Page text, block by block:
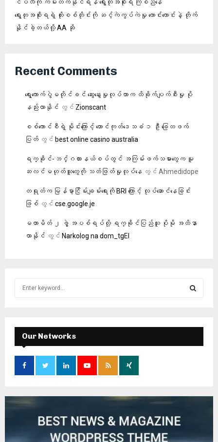
ငပလီကို ကမ်းတက်နိုင်ရန် ရွေးတုအစိုးရ ကြံစည်နေ
ရွေးတုအစိုးရရဲ့ ထိုးစစ်တိုင်းကို ဆင့်ကဲကွပ်ကဲမှု ကောင်းကောင်းနဲ့ တိုက်
နိုင်ခဲ့တယ်လို့ AA ဆို
Recent Comments
ရွေးကောက်ပွဲမတိုင်ခင် ဆွေးနွေးမှုလုပ်တာက ထိခိုက်ပျက်စီးမှု ပို
နည်းလာနိုင် တွင် Zionscant
စစ်ကောင်စီရဲ့ မိုင်းကြောင့် တောင်ကုတ်ဒေသခံ ၁ ဦး ခြေတဖက်
ပြတ် တွင် best online casino australia
ရက္ခိုင်-ဘင်္ဂလားနယ်စပ်တွင် အကြမ်းဖက်သမားတွေက မူ
ဆလင်မဟုတ်သူတွေကို သတ်ဖြတ်မှုလုပ်နေ တွင် Ahmedidope
တရုတ်က မြန်မာ့ငြိမ်းချမ်းရေးကို BRI ကြောင့် လုပ်ဆောင်နေခြင်း
ဖြစ် တွင် cse.google.je
မဟာမိတ် ၂ ဖွဲ့ အပစ်ရပ်လို့ ရက္ခိုင်ပြည်သူ ပိုမို အထိနာ
လာနိုင် တွင် Narkolog na dom_tgEl
f
o
:
E
A
Our Networks